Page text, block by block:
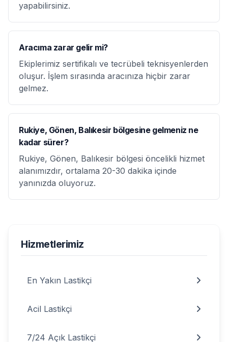
yapabilirsiniz.
Aracıma zarar gelir mi?
Ekiplerimiz sertifikalı ve tecrübeli teknisyenlerden
oluşur. İşlem sırasında aracınıza hiçbir zarar
gelmez.
Rukiye, Gönen, Balıkesir bölgesine gelmeniz ne
kadar sürer?
Rukiye, Gönen, Balıkesir bölgesi öncelikli hizmet
alanımızdır, ortalama 20-30 dakika içinde
yanınızda oluyoruz.
Hizmetlerimiz
En Yakın Lastikçi
Acil Lastikçi
7/24 Açık Lastikçi